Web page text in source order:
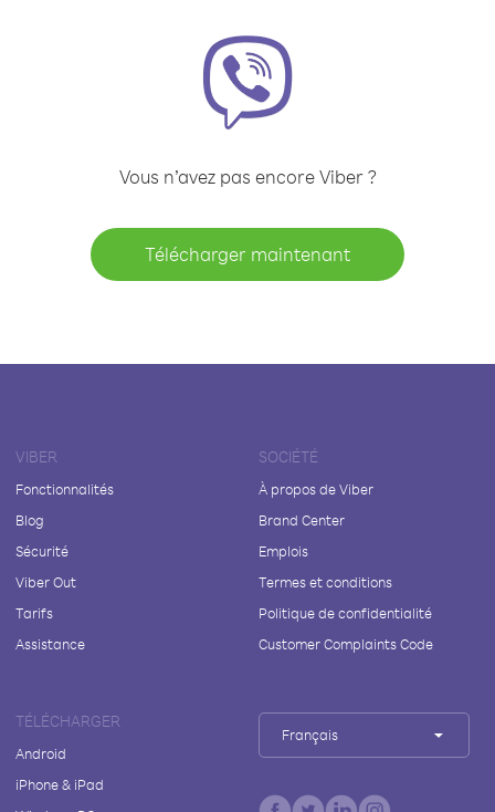
Vous n’avez pas encore Viber ?
Télécharger maintenant
VIBER
Fonctionnalités
Blog
Sécurité
Viber Out
Tarifs
Assistance
SOCIÉTÉ
À propos de Viber
Brand Center
Emplois
Termes et conditions
Politique de confidentialité
Customer Complaints Code
TÉLÉCHARGER
Android
iPhone & iPad
Français